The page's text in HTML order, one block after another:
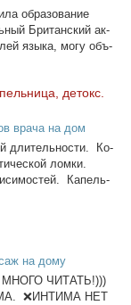
об­ра­зо­ва­ние
Бри­тан­ский ак­
язы­ка, мо­гу объ­
де­токс.
врача на дом
дли­тель­но­сти. Ко­
лом­ки.
Ка­пель­
на дому
ЧИТАТЬ!)))
❌ИНТИМА НЕТ